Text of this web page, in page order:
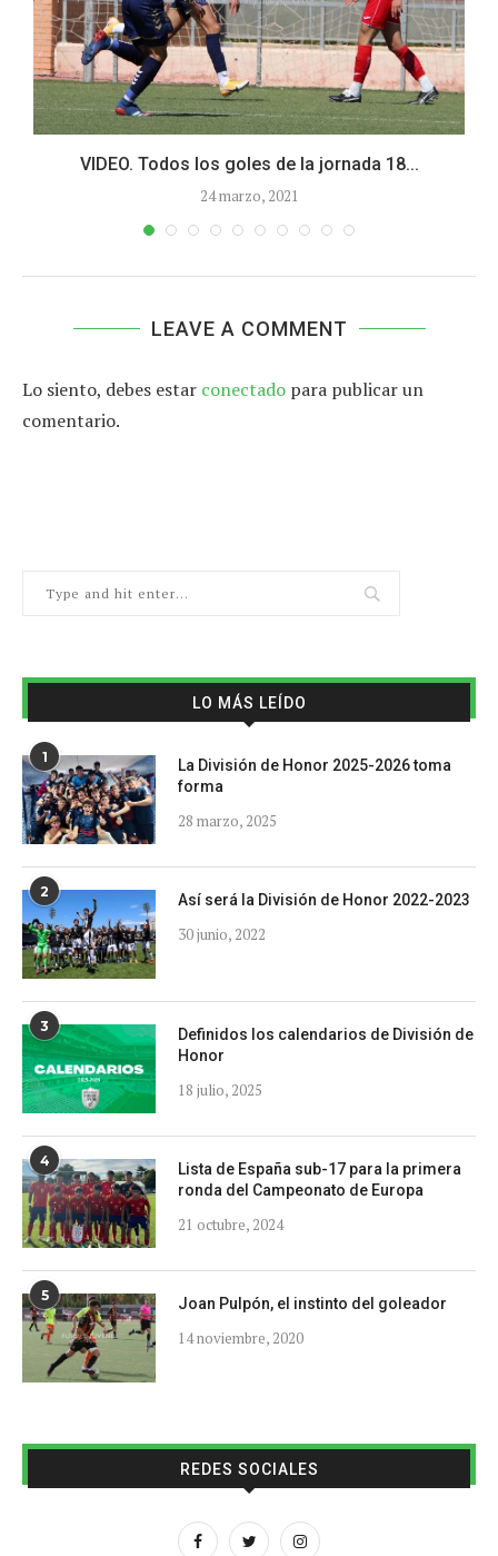
VIDEO. Todos los goles de la jornada 18...
24 marzo, 2021
LEAVE A COMMENT
Lo siento, debes estar conectado para publicar un
comentario.
LO MÁS LEÍDO
1
La División de Honor 2025-2026 toma
forma
28 marzo, 2025
2 Así será la División de Honor 2022-2023
30 junio, 2022
3
Definidos los calendarios de División de
Honor
18 julio, 2025
4
Lista de España sub-17 para la primera
ronda del Campeonato de Europa
21 octubre, 2024
5 Joan Pulpón, el instinto del goleador
14 noviembre, 2020
REDES SOCIALES